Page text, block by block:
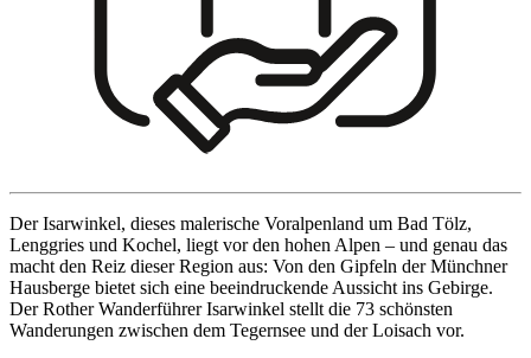
Der Isarwinkel, dieses malerische Voralpenland um Bad Tölz,
Lenggries und Kochel, liegt vor den hohen Alpen – und genau das
macht den Reiz dieser Region aus: Von den Gipfeln der Münchner
Hausberge bietet sich eine beeindruckende Aussicht ins Gebirge.
Der Rother Wanderführer Isarwinkel stellt die 73 schönsten
Wanderungen zwischen dem Tegernsee und der Loisach vor.